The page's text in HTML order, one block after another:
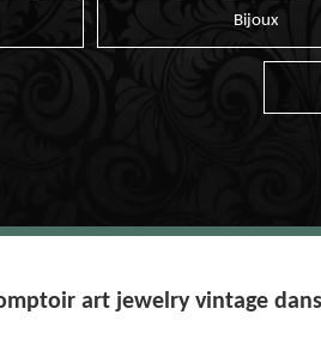
Bijoux
art jewelry vintage